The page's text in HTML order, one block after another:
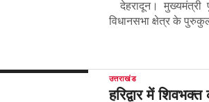
देहरादून। मुख्यमंत्री
विधानसभा क्षेत्र के
उत्तराखंड
हरिद्वार में शिवभक्त